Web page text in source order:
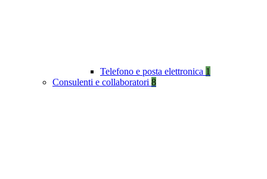
Telefono e posta elettronica 1
Consulenti e collaboratori 8